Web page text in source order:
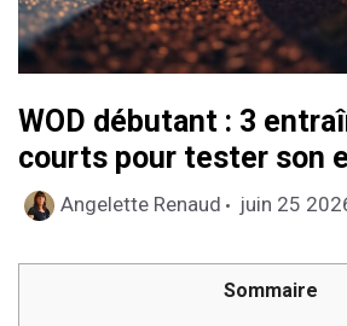
WOD débutant : 3
courts pour tester son
Angelette Renaud juin 25
Sommaire